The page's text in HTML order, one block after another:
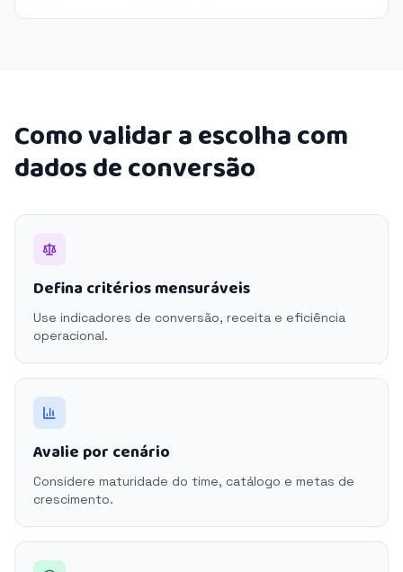
Como validar a escolha com
dados de conversão
Defina critérios mensuráveis
Use indicadores de conversão, receita e eficiência
operacional.
Avalie por cenário
Considere maturidade do time, catálogo e metas de
crescimento.